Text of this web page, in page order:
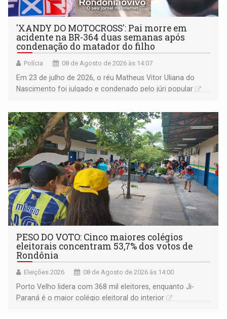
'XANDY DO MOTOCROSS': Pai morre em
acidente na BR-364 duas semanas após
condenação do matador do filho
Polícia 08 de Agosto de 2026 às 14:07
Em 23 de julho de 2026, o réu Matheus Vitor Uliana do
Nascimento foi julgado e condenado pelo júri popular
PESO DO VOTO: Cinco maiores colégios
eleitorais concentram 53,7% dos votos de
Rondônia
Eleições 2026 08 de Agosto de 2026 às 14:00
Porto Velho lidera com 368 mil eleitores, enquanto Ji-
Paraná é o maior colégio eleitoral do interior